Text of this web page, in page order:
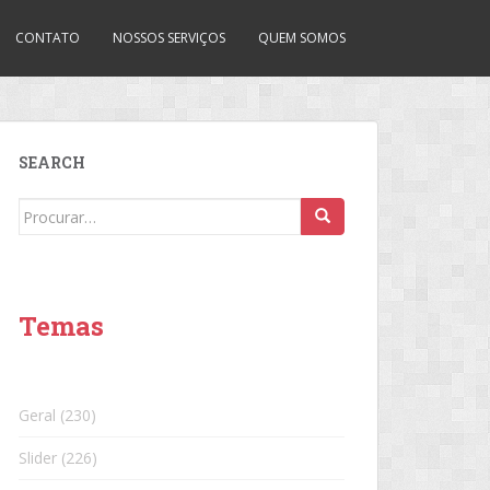
CONTATO NOSSOS SERVIÇOS QUEM SOMOS
SEARCH
Search
Temas
Geral (230)
Slider (226)